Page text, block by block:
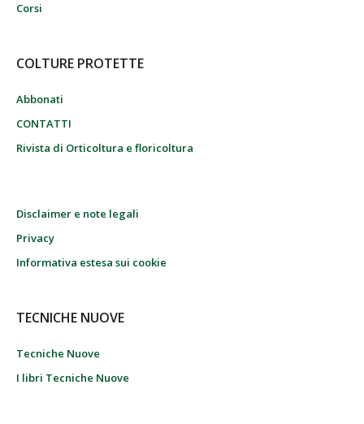
Corsi
COLTURE PROTETTE
Abbonati
CONTATTI
Rivista di Orticoltura e floricoltura
Disclaimer e note legali
Privacy
Informativa estesa sui cookie
TECNICHE NUOVE
Tecniche Nuove
I libri Tecniche Nuove